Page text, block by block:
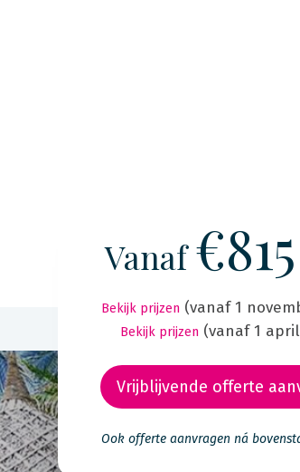
Vanaf€815
Bekijk prijzen (vanaf 1
Bekijk prijzen (vanaf 1
Vrijblijvende offerte
Ook offerte aanvragen ná